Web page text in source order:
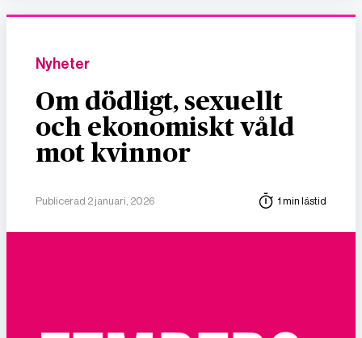
Nyheter
Om dödligt, sexuellt
och ekonomiskt våld
mot kvinnor
Publicerad 2 januari, 2026 1 min lästid